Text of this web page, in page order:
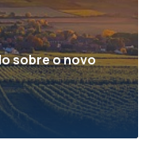
sobre o novo